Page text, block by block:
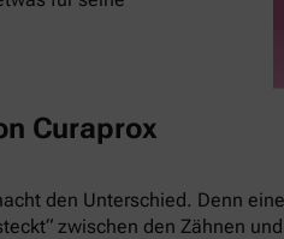
Curaprox
den Unterschied. Denn
zwischen den Zähnen